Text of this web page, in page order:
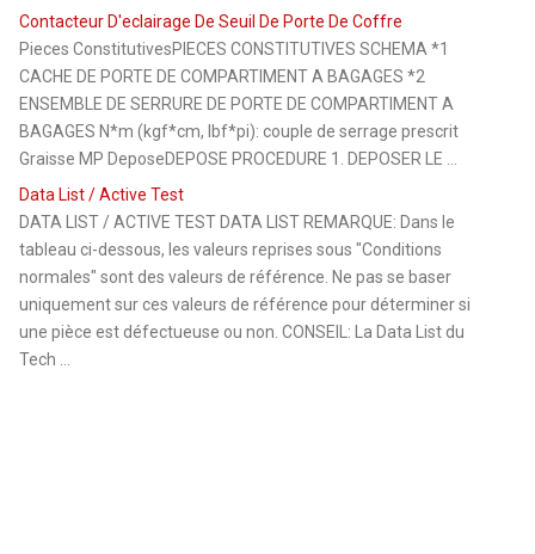
Contacteur D'eclairage De Seuil De Porte De Coffre
Pieces ConstitutivesPIECES CONSTITUTIVES SCHEMA *1
CACHE DE PORTE DE COMPARTIMENT A BAGAGES *2
ENSEMBLE DE SERRURE DE PORTE DE COMPARTIMENT A
BAGAGES N*m (kgf*cm, lbf*pi): couple de serrage prescrit
Graisse MP DeposeDEPOSE PROCEDURE 1. DEPOSER LE ...
Data List / Active Test
DATA LIST / ACTIVE TEST DATA LIST REMARQUE: Dans le
tableau ci-dessous, les valeurs reprises sous "Conditions
normales" sont des valeurs de référence. Ne pas se baser
uniquement sur ces valeurs de référence pour déterminer si
une pièce est défectueuse ou non. CONSEIL: La Data List du
Tech ...